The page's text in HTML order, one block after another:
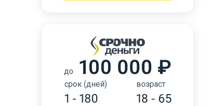
до 100 000 ₽
срок (дней)
1 - 180
возраст
18 - 65